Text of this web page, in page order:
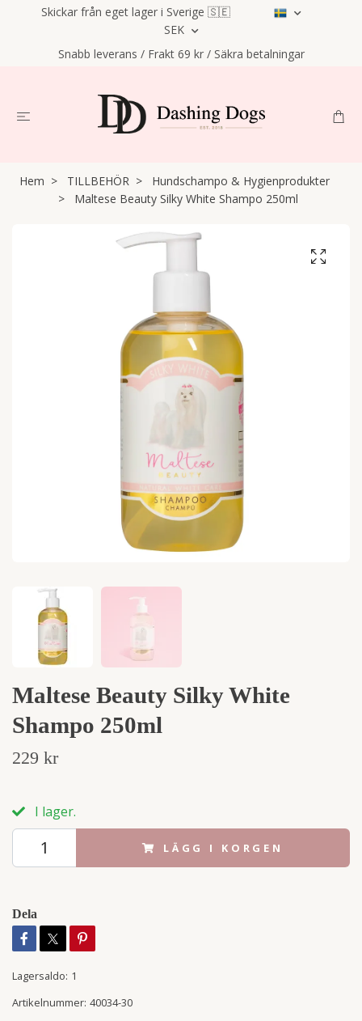
Skickar från eget lager i Sverige 🇸🇪
SEK
Snabb leverans / Frakt 69 kr / Säkra betalningar
Hem TILLBEHÖR
Hundschampo & Hygienprodukter
Maltese Beauty Silky White Shampo 250ml
Maltese Beauty Silky White
Shampo 250ml
229 kr
I lager.
LÄGG I KORGEN
Dela
Lagersaldo: 1
Artikelnummer: 40034-30